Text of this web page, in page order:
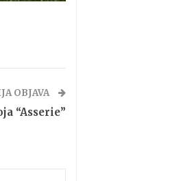
OBJAVA
“Asserie”